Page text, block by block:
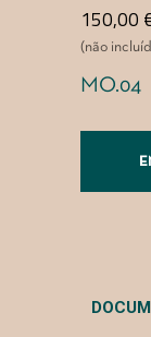
150,00
(não
MO.04